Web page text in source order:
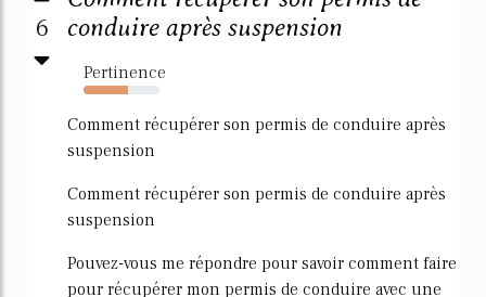
6
conduire après suspension
Pertinence
59%
Comment récupérer son permis de conduire après
suspension
Comment récupérer son permis de conduire après
suspension
Pouvez-vous me répondre pour savoir comment faire
pour récupérer mon permis de conduire avec une